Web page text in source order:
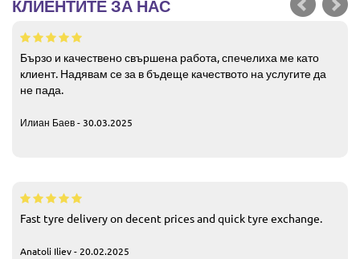
КЛИЕНТИТЕ ЗА НАС
Бързо и качествено свършена работа, спечелиха ме като
клиент. Надявам се за в бъдеще качеството на услугите да
не пада.
Илиан Баев - 30.03.2025
Fast tyre delivery on decent prices and quick tyre exchange.
Anatoli Iliev - 20.02.2025